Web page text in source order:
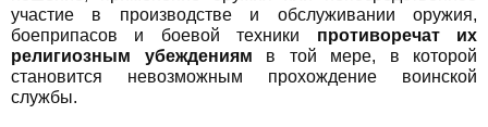
участие в производстве и обслуживании оружия,
боеприпасов и боевой техники противоречат их
религиозным убеждениям в той мере, в которой
становится невозможным прохождение воинской
службы.